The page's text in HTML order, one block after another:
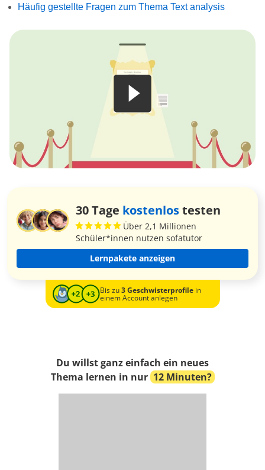
Häufig gestellte Fragen zum Thema Text analysis
30 Tage kostenlostesten
Über 2,1 Millionen
Schüler*innen nutzen sofatutor
Lernpakete anzeigen
Bis zu3 Geschwisterprofilein
einem Account anlegen
Du willst ganz einfach ein neues
Thema lernen in nur 12 Minuten?